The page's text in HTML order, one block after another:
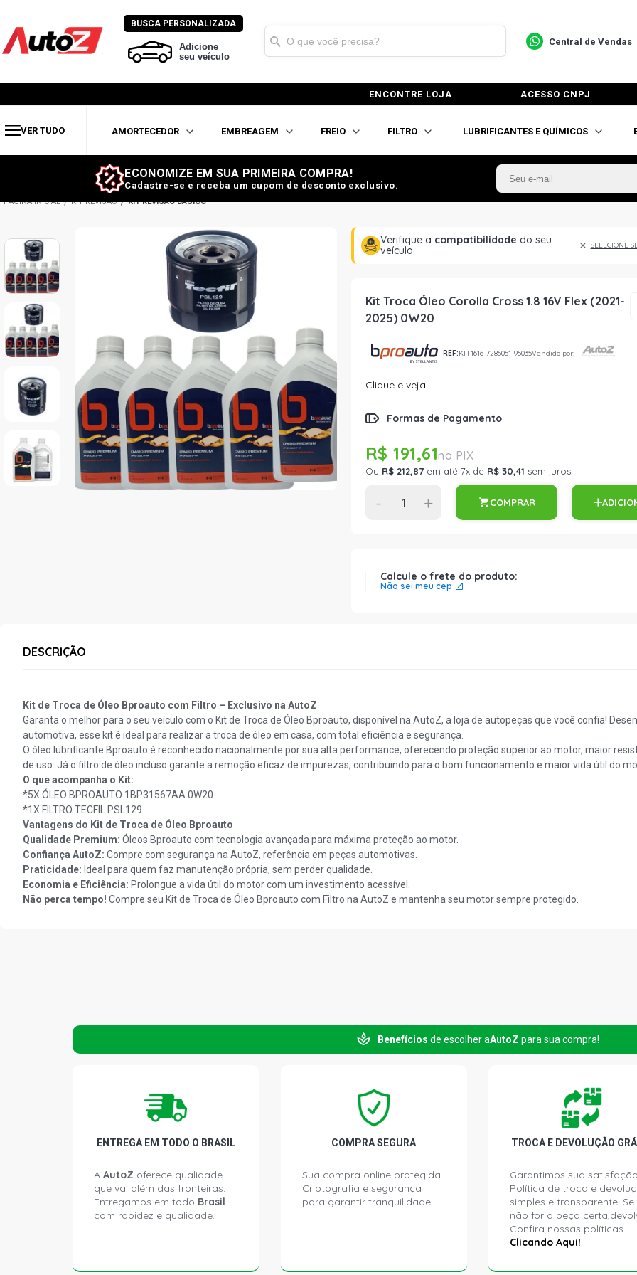
BUSCA PERSONALIZADA
Adicione
seu veículo
Central de Vendas
ENCONTRE LOJA ACESSO CNPJ
VER TUDO AMORTECEDOR EMBREAGEM FREIO FILTRO LUBRIFICANTES E QUÍMICOS
ECONOMIZE EM SUA PRIMEIRA COMPRA!
Cadastre-se e receba um cupom de desconto exclusivo.
KIT REVISÃO KIT REVISÃO BÁSICO
Verifique a compatibilidade do seu
veículo
SELECIONE
Kit Troca Óleo Corolla Cross 1.8 16V Flex (2021-
2025) 0W20
REF:KIT1616-7285051-95035Vendido por:
Clique e veja!
Formas de Pagamento
R$ 191,61
Ou R$ 212,87 em até 7x de R$ 30,41 sem juros
- + COMPRAR
Calcule o frete do produto:
Não sei meu cep
DESCRIÇÃO
Kit de Troca de Óleo Bproauto com Filtro – Exclusivo na AutoZ
Garanta o melhor para o seu veículo com o Kit de Troca de Óleo Bproauto, disponível na AutoZ, a loja de autopeças que você confia!
automotiva, esse kit é ideal para realizar a troca de óleo em casa, com total eficiência e segurança.
O óleo lubrificante Bproauto é reconhecido nacionalmente por sua alta performance, oferecendo proteção superior ao motor, maior
de uso. Já o filtro de óleo incluso garante a remoção eficaz de impurezas, contribuindo para o bom funcionamento e maior vida útil do
O que acompanha o Kit:
*5X ÓLEO BPROAUTO 1BP31567AA 0W20
*1X FILTRO TECFIL PSL129
Vantagens do Kit de Troca de Óleo Bproauto
Qualidade Premium: Óleos Bproauto com tecnologia avançada para máxima proteção ao motor.
Confiança AutoZ: Compre com segurança na AutoZ, referência em peças automotivas.
Praticidade: Ideal para quem faz manutenção própria, sem perder qualidade.
Economia e Eficiência: Prolongue a vida útil do motor com um investimento acessível.
Não perca tempo! Compre seu Kit de Troca de Óleo Bproauto com Filtro na AutoZ e mantenha seu motor sempre protegido.
Benefícios de escolher aAutoZ para sua compra!
ENTREGA EM TODO O BRASIL
A AutoZ oferece qualidade
que vai além das fronteiras.
Entregamos em todo Brasil
com rapidez e qualidade.
COMPRA SEGURA
Sua compra online protegida.
Criptografia e segurança
para garantir tranquilidade.
TROCA E DEVOLUÇÃO
Garantimos sua
Política de troca e
simples e transparente. Se
não for a peça
Confira nossas políticas
Clicando Aqui!